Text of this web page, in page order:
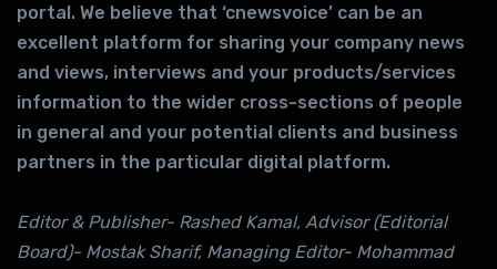
portal. We believe that ‘cnewsvoice’ can be an
excellent platform for sharing your company news
and views, interviews and your products/services
information to the wider cross-sections of people
in general and your potential clients and business
partners in the particular digital platform.
Editor & Publisher- Rashed Kamal, Advisor (Editorial
Board)- Mostak Sharif, Managing Editor- Mohammad